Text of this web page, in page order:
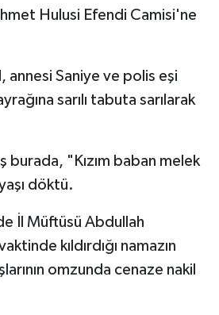
Hulusi Efendi Camisi'ne
annesi Saniye ve polis eşi
sarılı tabuta sarılarak
burada, "Kızım baban melek
döktü.
İl Müftüsü Abdullah
kıldırdığı namazın
omzunda cenaze nakil